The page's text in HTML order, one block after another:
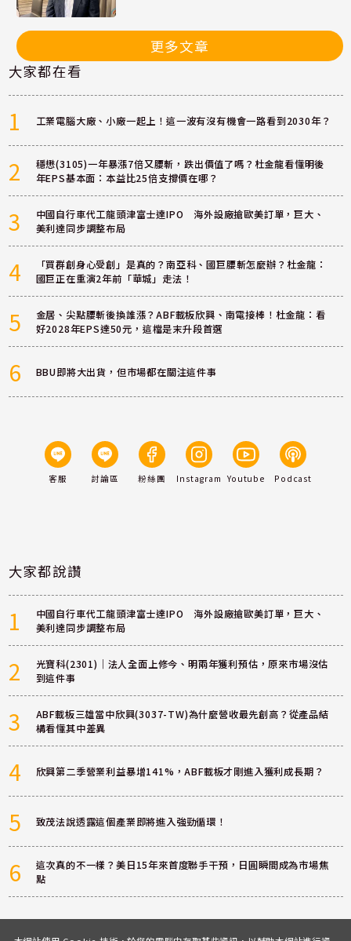
更多文章
大家都在看
1 工業電腦大廠、小廠一起上！這一波有沒有機會一路看到2030年？
2
穩懋(3105)一年暴漲7倍又腰斬，跌出價值了嗎？杜金龍看懂明後
年EPS基本面：本益比25倍支撐價在哪？
3
中國自行車代工龍頭津富士達IPO 海外設廠搶歐美訂單，巨大、
美利達同步調整布局
4
「買群創身心受創」是真的？南亞科、國巨腰斬怎麼辦？杜金龍：
國巨正在重演2年前「華城」走法！
5
金居、尖點腰斬後換誰漲？ABF載板欣興、南電接棒！杜金龍：看
好2028年EPS達50元，這檔是末升段首選
6 BBU即將大出貨，但市場都在關注這件事
客服 討論區 粉絲團 Instagram Youtube Podcast
大家都說讚
1
中國自行車代工龍頭津富士達IPO 海外設廠搶歐美訂單，巨大、
美利達同步調整布局
2
光寶科(2301)｜法人全面上修今、明兩年獲利預估，原來市場沒估
到這件事
3
ABF載板三雄當中欣興(3037-TW)為什麼營收最先創高？從產品結
構看懂其中差異
4 欣興第二季營業利益暴增141%，ABF載板才剛進入獲利成長期？
5 致茂法說透露這個產業即將進入強勁循環！
6
這次真的不一樣？美日15年來首度聯手干預，日圓瞬間成為市場焦
點